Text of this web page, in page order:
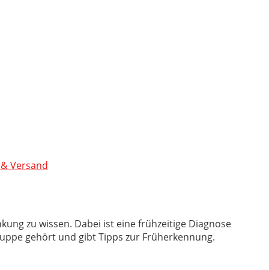
Versand
zu wissen. Dabei ist eine frühzeitige Diagnose
gehört und gibt Tipps zur Früherkennung.